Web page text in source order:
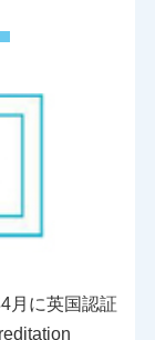
月に英国認証